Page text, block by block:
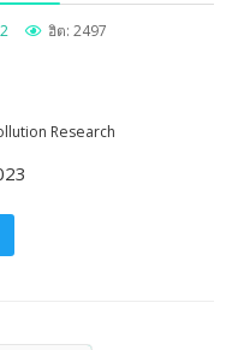
ฮิต: 2497
Research